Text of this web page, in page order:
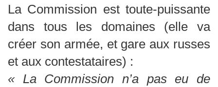
La Commission est toute-puissante
dans tous les domaines (elle va
créer son armée, et gare aux russes
et aux contestataires) :
« La Commission n’a pas eu de